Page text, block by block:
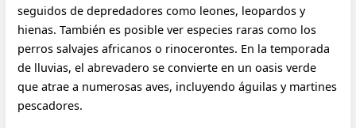
seguidos de depredadores como leones, leopardos y
hienas. También es posible ver especies raras como los
perros salvajes africanos o rinocerontes. En la temporada
de lluvias, el abrevadero se convierte en un oasis verde
que atrae a numerosas aves, incluyendo águilas y martines
pescadores.